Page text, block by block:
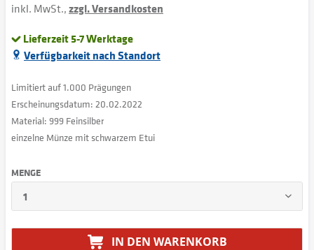
inkl. MwSt.,zzgl. Versandkosten
Lieferzeit 5-7 Werktage
Verfügbarkeit nach Standort
Limitiert auf 1.000 Prägungen
Erscheinungsdatum: 20.02.2022
Material: 999 Feinsilber
einzelne Münze mit schwarzem Etui
MENGE
IN DEN WARENKORB